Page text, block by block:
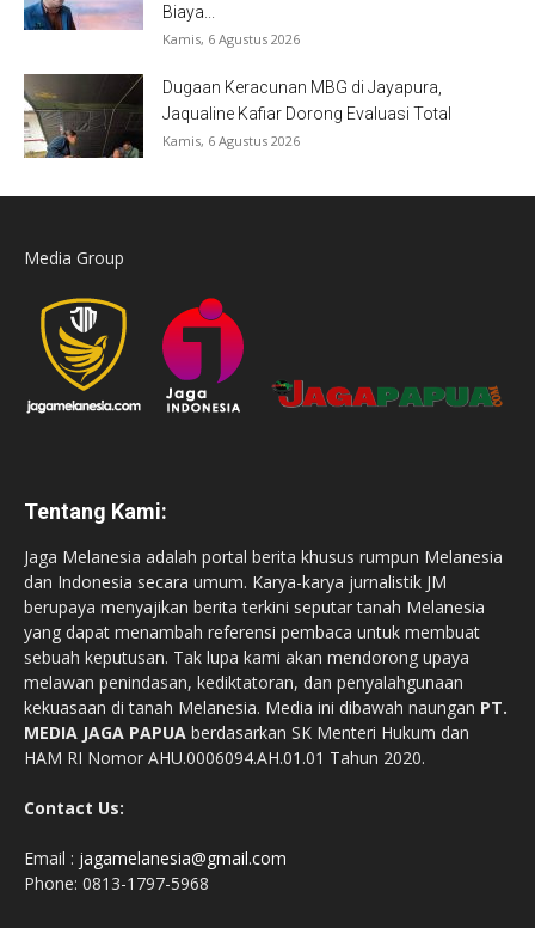
Biaya...
Kamis, 6 Agustus 2026
Dugaan Keracunan MBG di Jayapura,
Jaqualine Kafiar Dorong Evaluasi Total
Kamis, 6 Agustus 2026
Media Group
Tentang Kami:
Jaga Melanesia adalah portal berita khusus rumpun Melanesia
dan Indonesia secara umum. Karya-karya jurnalistik JM
berupaya menyajikan berita terkini seputar tanah Melanesia
yang dapat menambah referensi pembaca untuk membuat
sebuah keputusan. Tak lupa kami akan mendorong upaya
melawan penindasan, kediktatoran, dan penyalahgunaan
kekuasaan di tanah Melanesia. Media ini dibawah naungan PT.
MEDIA JAGA PAPUA berdasarkan SK Menteri Hukum dan
HAM RI Nomor AHU.0006094.AH.01.01 Tahun 2020.
Contact Us:
Email : jagamelanesia@gmail.com
Phone: 0813-1797-5968